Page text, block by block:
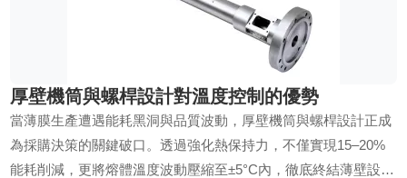
厚壁機筒與螺桿設計對溫度控制的優勢
當薄膜生產遭遇能耗黑洞與品質波動，厚壁機筒與螺桿設計正成
為採購決策的關鍵破口。透過強化熱保持力，不僅實現15–20%
能耗削減，更將熔體溫度波動壓縮至±5°C內，徹底終結薄壁設計